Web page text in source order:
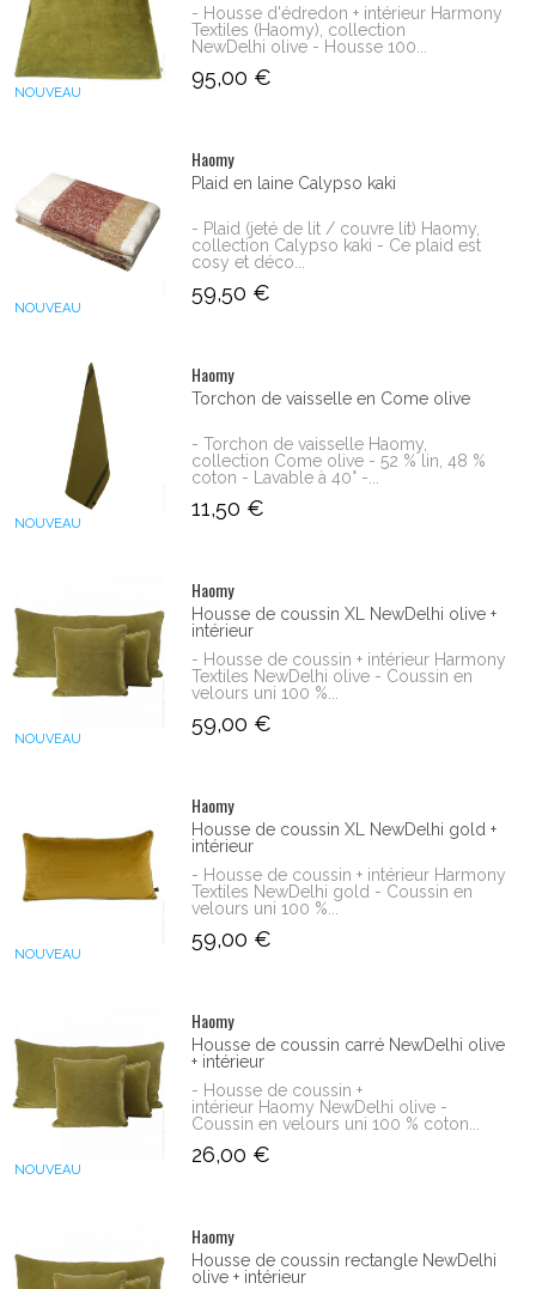
NOUVEAU
- Housse d'édredon + intérieur Harmony
Textiles (Haomy), collection
NewDelhi olive - Housse 100...
95,00 €
NOUVEAU
Haomy
Plaid en laine Calypso kaki
- Plaid (jeté de lit / couvre lit) Haomy,
collection Calypso kaki - Ce plaid est
cosy et déco...
59,50 €
NOUVEAU
Haomy
Torchon de vaisselle en Come olive
- Torchon de vaisselle Haomy,
collection Come olive - 52 % lin, 48 %
coton - Lavable à 40° -...
11,50 €
NOUVEAU
Haomy
Housse de coussin XL NewDelhi olive +
intérieur
- Housse de coussin + intérieur Harmony
Textiles NewDelhi olive - Coussin en
velours uni 100 %...
59,00 €
NOUVEAU
Haomy
Housse de coussin XL NewDelhi gold +
intérieur
- Housse de coussin + intérieur Harmony
Textiles NewDelhi gold - Coussin en
velours uni 100 %...
59,00 €
NOUVEAU
Haomy
Housse de coussin carré NewDelhi olive
+ intérieur
- Housse de coussin +
intérieur Haomy NewDelhi olive -
Coussin en velours uni 100 % coton...
26,00 €
Haomy
Housse de coussin rectangle NewDelhi
olive + intérieur